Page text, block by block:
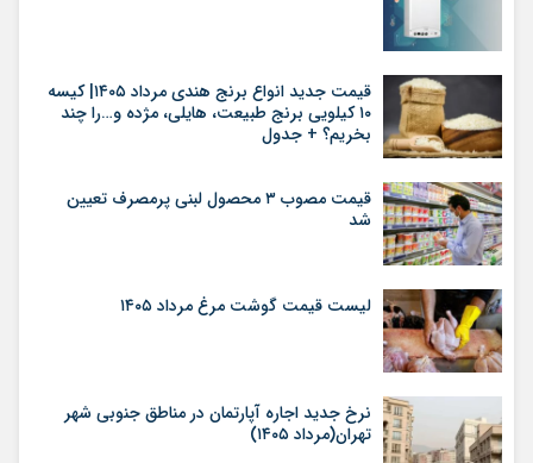
قیمت جدید انواع برنج هندی مرداد ۱۴۰۵| کیسه
۱۰ کیلویی برنج طبیعت، هایلی، مژده و…را چند
بخریم؟ + جدول
قیمت مصوب ۳ محصول لبنی پرمصرف تعیین
شد
لیست قیمت گوشت مرغ مرداد ۱۴۰۵
نرخ جدید اجاره آپارتمان در مناطق جنوبی شهر
تهران(مرداد ۱۴۰۵)